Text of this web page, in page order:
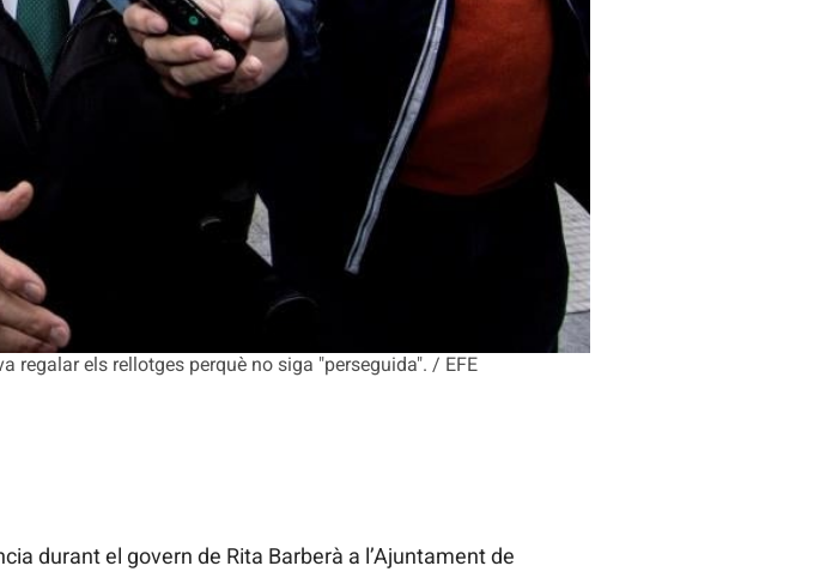
els rellotges perquè no siga "perseguida". / EFE
durant el govern de Rita Barberà a l’Ajuntament de